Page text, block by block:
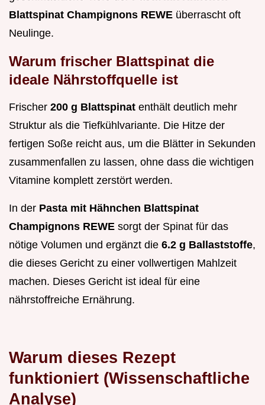
Blattspinat Champignons REWE überrascht oft
Neulinge.
Warum frischer Blattspinat die
ideale Nährstoffquelle ist
Frischer 200 g Blattspinat enthält deutlich mehr
Struktur als die Tiefkühlvariante. Die Hitze der
fertigen Soße reicht aus, um die Blätter in Sekunden
zusammenfallen zu lassen, ohne dass die wichtigen
Vitamine komplett zerstört werden.
In der Pasta mit Hähnchen Blattspinat
Champignons REWE sorgt der Spinat für das
nötige Volumen und ergänzt die 6.2 g Ballaststoffe,
die dieses Gericht zu einer vollwertigen Mahlzeit
machen. Dieses Gericht ist ideal für eine
nährstoffreiche Ernährung.
Warum dieses Rezept
funktioniert (Wissenschaftliche
Analyse)